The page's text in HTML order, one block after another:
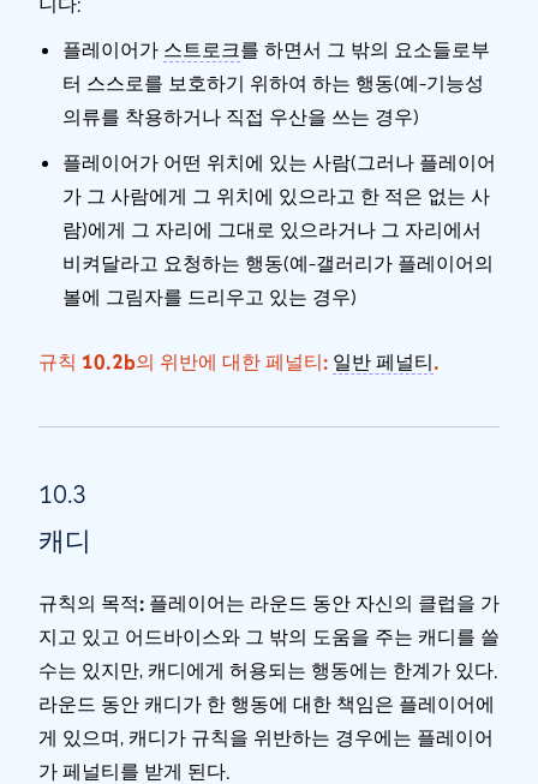
플레이어가 스트로크를 하면서 그 밖의 요소들로부
터 스스로를 보호하기 위하여 하는 행동(예-기능성
의류를 착용하거나 직접 우산을 쓰는 경우)
플레이어가 어떤 위치에 있는 사람(그러나 플레이어
가 그 사람에게 그 위치에 있으라고 한 적은 없는 사
람)에게 그 자리에 그대로 있으라거나 그 자리에서
비켜달라고 요청하는 행동(예-갤러리가 플레이어의
볼에 그림자를 드리우고 있는 경우)
규칙 10.2b의 위반에 대한 페널티: 일반 페널티.
10.3
캐디
규칙의 목적: 플레이어는 라운드 동안 자신의 클럽을 가
지고 있고 어드바이스와 그 밖의 도움을 주는 캐디를 쓸
수는 있지만, 캐디에게 허용되는 행동에는 한계가 있다.
라운드 동안 캐디가 한 행동에 대한 책임은 플레이어에
게 있으며, 캐디가 규칙을 위반하는 경우에는 플레이어
가 페널티를 받게 된다.